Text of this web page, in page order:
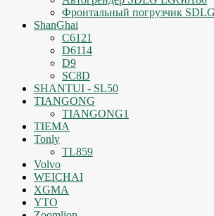
Фронтальный погрузчик
ShanGhai
C6121
D6114
D9
SC8D
SHANTUI - SL50
TIANGONG
TIANGONG1
TIEMA
Tonly
TL859
Volvo
WEICHAI
XGMA
YTO